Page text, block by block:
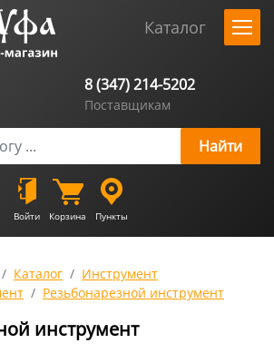
Каталог
8 (347) 214-5202
Поставщикам
Войти Корзина Пункты
Каталог
Инструмент
Резьбонарезной инструмент
инструмент